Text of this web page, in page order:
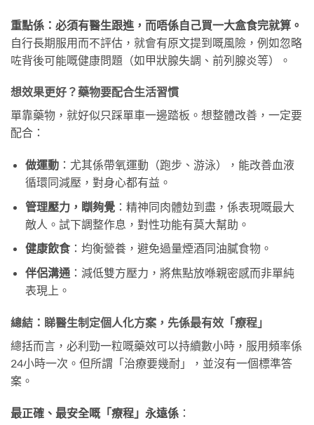
重點係：必須有醫生跟進，而唔係自己買一大盒食完就算。
自行長期服用而不評估，就會有原文提到嘅風險，例如忽略
咗背後可能嘅健康問題（如甲狀腺失調、前列腺炎等）。
想效果更好？藥物要配合生活習慣
單靠藥物，就好似只踩單車一邊踏板。想整體改善，一定要
配合：
做運動：尤其係帶氧運動（跑步、游泳），能改善血液
循環同減壓，對身心都有益。
管理壓力，瞓夠覺：精神同肉體攰到盡，係表現嘅最大
敵人。試下調整作息，對性功能有莫大幫助。
健康飲食：均衡營養，避免過量煙酒同油膩食物。
伴侶溝通：減低雙方壓力，將焦點放喺親密感而非單純
表現上。
總結：睇醫生制定個人化方案，先係最有效「療程」
總括而言，必利勁一粒嘅藥效可以持續數小時，服用頻率係
24小時一次。但所謂「治療要幾耐」，並沒有一個標準答
案。
最正確、最安全嘅「療程」永遠係 ：